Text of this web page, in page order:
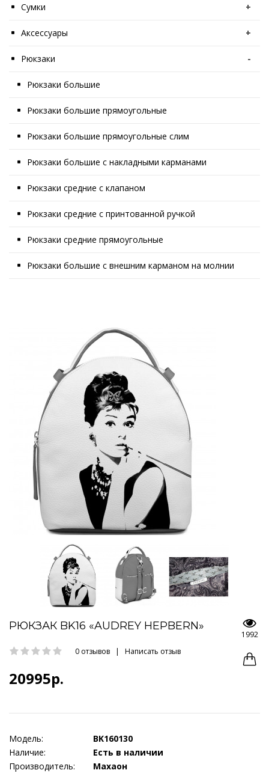
Сумки +
Аксессуары +
Рюкзаки -
Рюкзаки большие
Рюкзаки большие прямоугольные
Рюкзаки большие прямоугольные слим
Рюкзаки большие с накладными карманами
Рюкзаки средние с клапаном
Рюкзаки средние с принтованной ручкой
Рюкзаки средние прямоугольные
Рюкзаки большие с внешним карманом на молнии
РЮКЗАК BK16 «AUDREY HEPBERN»
0 отзывов | Написать отзыв
20995р.
1992
Модель:
BK160130
Наличие:
Есть в наличии
Производитель:
Махаон